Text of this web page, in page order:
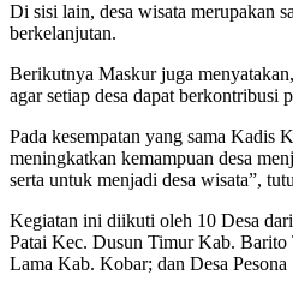
Di sisi lain, desa wisata merupakan
berkelanjutan.
Berikutnya Maskur juga
agar setiap desa dapat berkontribusi
Pada kesempatan yang sama Kadis
meningkatkan kemampuan desa
serta untuk menjadi desa wisata”,
Kegiatan ini diikuti oleh 10 Desa
Patai Kec. Dusun Timur Kab.
Lama Kab. Kobar; dan Desa